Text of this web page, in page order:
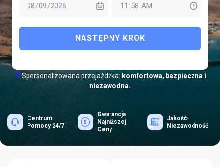
NASTĘPNY KROK
Spersonalizowana przejażdżka: komfortowa, bezpieczna i
niezawodna.
Centrum
Pomocy 24/7
Gwarancja
Najniższej
Ceny
Jakość-
Niezawodność